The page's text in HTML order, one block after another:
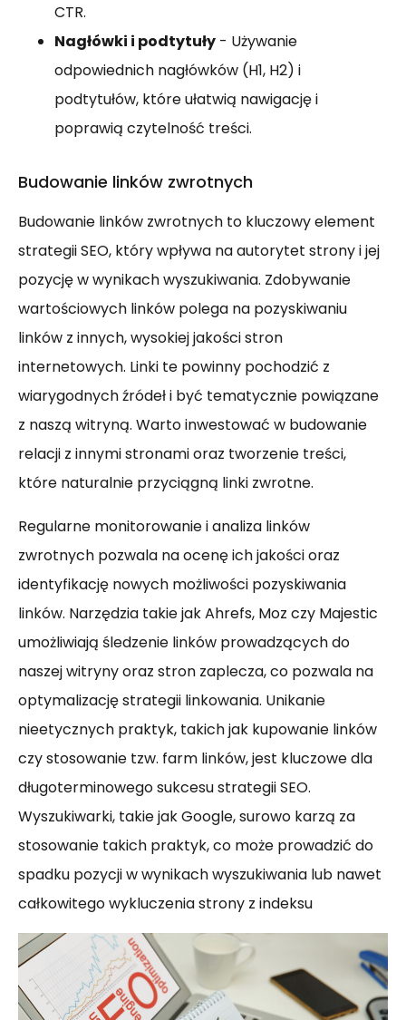
CTR.
Nagłówki i podtytuły - Używanie
odpowiednich nagłówków (H1, H2) i
podtytułów, które ułatwią nawigację i
poprawią czytelność treści.
Budowanie linków zwrotnych
Budowanie linków zwrotnych to kluczowy element
strategii SEO, który wpływa na autorytet strony i jej
pozycję w wynikach wyszukiwania. Zdobywanie
wartościowych linków polega na pozyskiwaniu
linków z innych, wysokiej jakości stron
internetowych. Linki te powinny pochodzić z
wiarygodnych źródeł i być tematycznie powiązane
z naszą witryną. Warto inwestować w budowanie
relacji z innymi stronami oraz tworzenie treści,
które naturalnie przyciągną linki zwrotne.
Regularne monitorowanie i analiza linków
zwrotnych pozwala na ocenę ich jakości oraz
identyfikację nowych możliwości pozyskiwania
linków. Narzędzia takie jak Ahrefs, Moz czy Majestic
umożliwiają śledzenie linków prowadzących do
naszej witryny oraz stron zaplecza, co pozwala na
optymalizację strategii linkowania. Unikanie
nieetycznych praktyk, takich jak kupowanie linków
czy stosowanie tzw. farm linków, jest kluczowe dla
długoterminowego sukcesu strategii SEO.
Wyszukiwarki, takie jak Google, surowo karzą za
stosowanie takich praktyk, co może prowadzić do
spadku pozycji w wynikach wyszukiwania lub nawet
całkowitego wykluczenia strony z indeksu